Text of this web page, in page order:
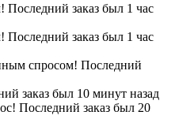
Последний заказ был 1 час
Последний заказ был 1 час
спросом! Последний
заказ был 10 минут назад
Последний заказ был 20